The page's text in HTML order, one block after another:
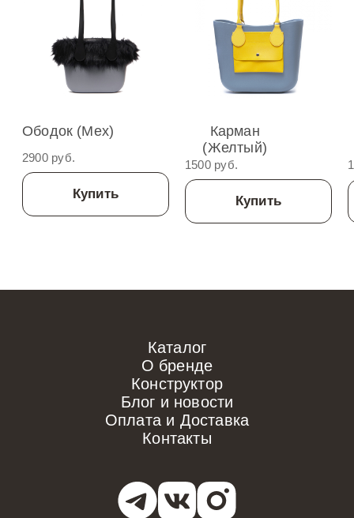
Ободок (Мех)
2900 руб.
Купить
Карман
(Желтый)
1500 руб.
Купить
Каталог
О бренде
Конструктор
Блог и новости
Оплата и Доставка
Контакты